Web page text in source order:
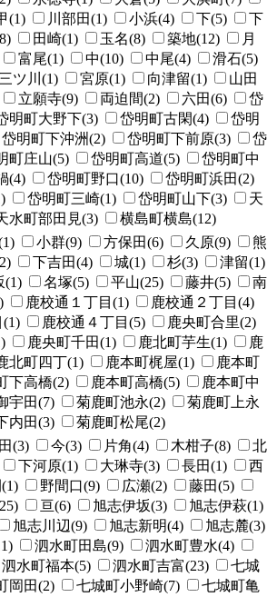
(1) 川部田(1) 小浜(4) 下(5)
下
田崎(1) 玉名(8) 築地(12)
月
富尾(1) 中(10) 中尾(4)
滑石(5)
三ツ川(1) 宮原(1) 向津留(1)
山田
立願寺(9) 両迫間(2) 六田(6)
岱
明町大野下(3) 岱明町古閑(4)
岱明
岱明町下沖洲(2) 岱明町下前原(3)
岱
町庄山(5) 岱明町高道(5)
岱明町中
(4) 岱明町野口(10)
岱明町浜田(2)
岱明町三崎(1) 岱明町山下(3)
天
水町部田見(3) 横島町横島(12)
小群(9) 方保田(6) 久原(9)
熊
下吉田(4) 城(1) 杉(3)
津留(1)
(1) 名塚(5) 平山(25) 藤井(5)
南
鹿校通１丁目(1)
鹿校通２丁目(4)
(1)
鹿校通４丁目(5)
鹿央町合里(2)
鹿央町千田(1) 鹿北町芋生(1)
鹿
北町四丁(1) 鹿本町梶屋(1)
鹿本町
下高橋(2) 鹿本町高橋(5)
鹿本町中
宇田(7) 菊鹿町池永(2)
菊鹿町上永
内田(3) 菊鹿町松尾(2)
(3) 今(3) 片角(4) 木柑子(8)
北
下河原(1) 大琳寺(3) 長田(1)
西
野間口(9) 広瀬(2)
藤田(5)
亘(6) 旭志伊坂(3)
旭志伊萩(1)
旭志川辺(9) 旭志新明(4)
旭志麓(3)
泗水町田島(9)
泗水町豊水(4)
泗水町福本(5) 泗水町吉富(23)
七城
岡田(2) 七城町小野崎(7)
七城町亀